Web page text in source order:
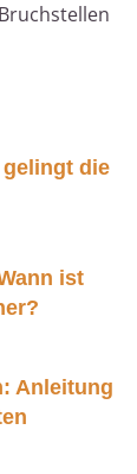
die
ist
Anleitung